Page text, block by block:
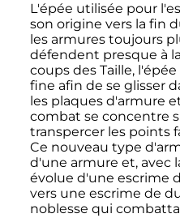
L'épée utilisée pour
son origine vers la fin
les armures toujours
défendent presque à
coups des Taille,
fine afin de se glisser
les plaques d'armure
combat se concentre
transpercer les points
Ce nouveau type
d'une armure et, avec
évolue d'une escrime
vers une escrime de
noblesse qui